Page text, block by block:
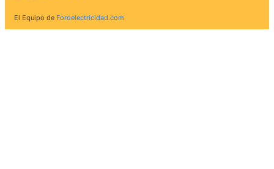
El Equipo de Foroelectricidad.com